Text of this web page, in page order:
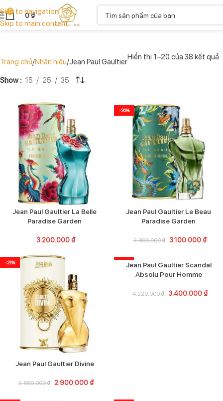
Skip to navigation
Skip to main content
0 0₫
Trang chủ Nhãn hiệu Jean Paul GaultierHiển thị 1–20 của 38 kết quả
Show 15 25 35
Jean Paul Gaultier La Belle
Paradise Garden
3.200.000 ₫
-20%
Jean Paul Gaultier Le Beau
Paradise Garden
3.880.000₫ 3.100.000 ₫
-21%
Jean Paul Gaultier Divine
3.680.000₫ 2.900.000 ₫
-19%Jean Paul Gaultier Scandal
Absolu Pour Homme
4.220.000₫ 3.400.000 ₫